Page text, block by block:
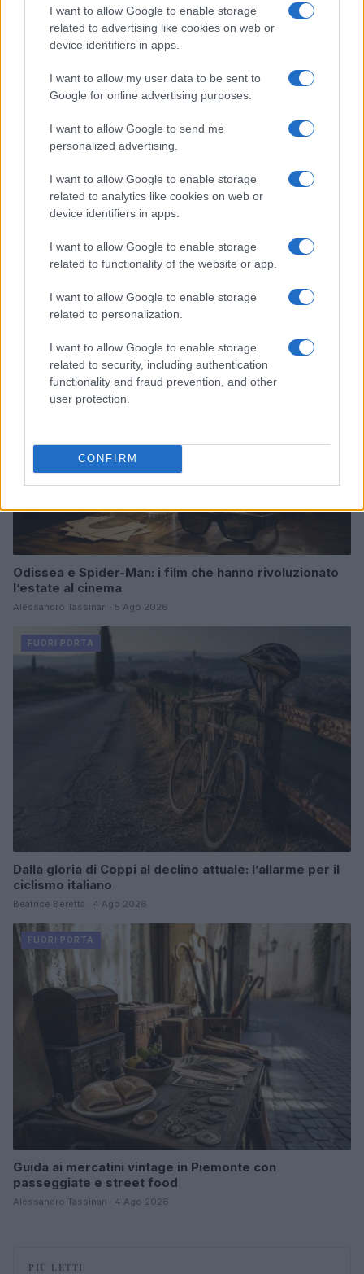
I want to allow Google to enable storage
related to advertising like cookies on web or
device identifiers in apps.
I want to allow my user data to be sent to
Google for online advertising purposes.
I want to allow Google to send me
personalized advertising.
I want to allow Google to enable storage
related to analytics like cookies on web or
device identifiers in apps.
I want to allow Google to enable storage
related to functionality of the website or app.
I want to allow Google to enable storage
related to personalization.
I want to allow Google to enable storage
related to security, including authentication
functionality and fraud prevention, and other
user protection.
CONFIRM
Continua a leggere
FUORI PORTA
Odissea e Spider-Man: i film che hanno rivoluzionato
l’estate al cinema
Alessandro Tassinari · 5 Ago 2026
FUORI PORTA
Dalla gloria di Coppi al declino attuale: l’allarme per il
ciclismo italiano
Beatrice Beretta · 4 Ago 2026
FUORI PORTA
Guida ai mercatini vintage in Piemonte con
passeggiate e street food
Alessandro Tassinari · 4 Ago 2026
PIÙ LETTI